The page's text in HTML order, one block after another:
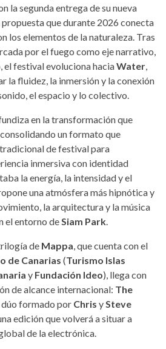
la segunda entrega de su nueva
que durante 2026 conecta
los elementos de la naturaleza. Tras
por el fuego como eje narrativo,
el festival evoluciona haciaWater,
la fluidez, la inmersión y la conexión
el espacio y lo colectivo.
en la transformación que
un formato que
de festival para
inmersiva con identidad
la energía, la intensidad y el
una atmósfera más hipnótica y
la arquitectura y la música
el entorno deSiam Park.
de Mappa, que cuenta con el
de Canarias (Turismo Islas
y Fundación Ideo), llega con
de alcance internacional: The
dúo formado por Chris ySteve
edición que volverá a situar a
de la electrónica.